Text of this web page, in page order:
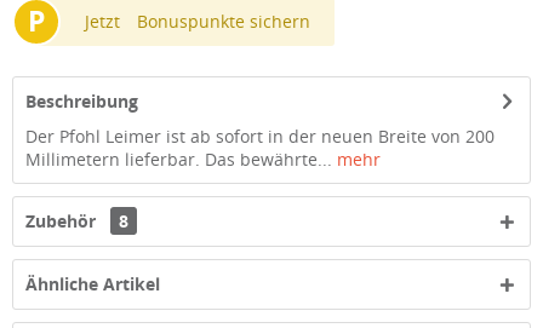
P Jetzt Bonuspunkte sichern
Beschreibung
Der Pfohl Leimer ist ab sofort in der neuen Breite von 200
Millimetern lieferbar. Das bewährte... mehr
Zubehör 8
Ähnliche Artikel